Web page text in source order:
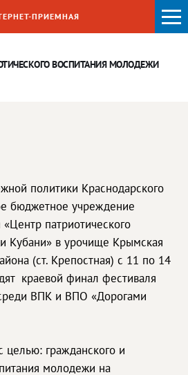
ВОСПИТАНИЯМОЛОДЕЖИ
ПРИЕМНАЯ
политики Краснодарского
бюджетное учреждение
патриотического
Кубани» в урочище Крымская
(ст. Крепостная) с 11 по 14
краевой финал фестиваля
ВПК и ВПО «Дорогами
целью: гражданского и
молодежи на